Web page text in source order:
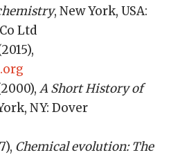
, New York, USA:
Ltd
A Short History of
NY: Dover
Chemical evolution: The